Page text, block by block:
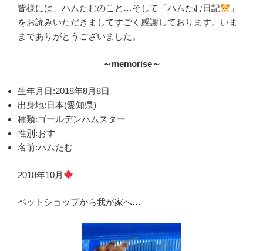
皆様には、ハムたむのこと…そして「ハムたむ日記
」
をお読みいただきましてすごく感謝しております。いま
までありがとうございました。
～memorise～
生年月日:2018年8月8日
出身地:日本(愛知県)
種類:ゴールデンハムスター
性別:おす
名前:ハムたむ
2018年10月
ペットショップから我が家へ…